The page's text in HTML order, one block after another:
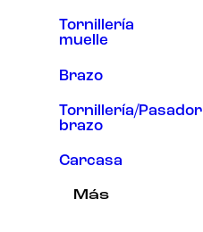
Tornillería
muelle
Brazo
Tornillería/Pasador
brazo
Carcasa
Más